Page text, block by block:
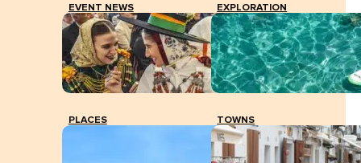
EVENT NEWS EXPLORATION
PLACES TOWNS